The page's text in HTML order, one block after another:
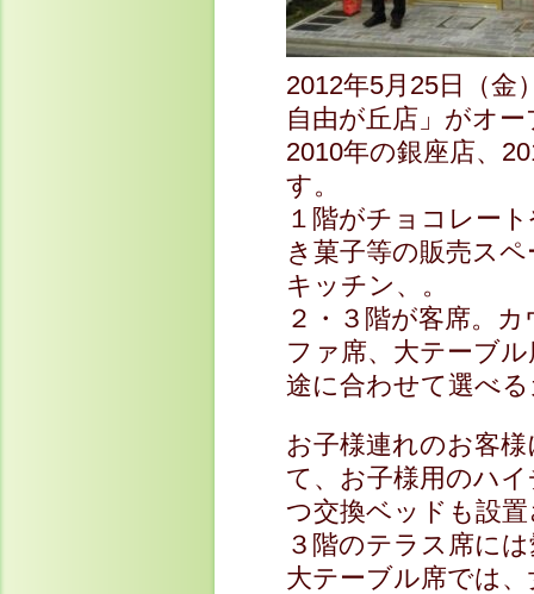
2012年5月25日（金
自由が丘店」がオ
2010年の銀座店、
す。
１階がチョコレー
き菓子等の販売ス
キッチン、。
２・３階が客席。
ファ席、大テーブ
途に合わせて選べ
お子様連れのお客
て、お子様用のハ
つ交換ベッドも設
３階のテラス席に
大テーブル席では